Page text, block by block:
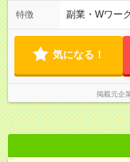
特徴 副業・Wワー
気になる！
掲載元企